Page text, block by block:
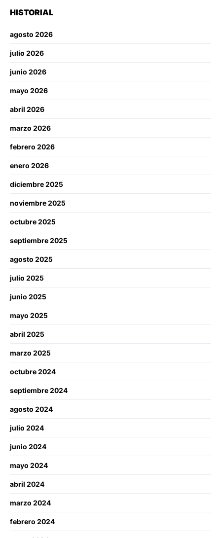
HISTORIAL
agosto 2026
julio 2026
junio 2026
mayo 2026
abril 2026
marzo 2026
febrero 2026
enero 2026
diciembre 2025
noviembre 2025
octubre 2025
septiembre 2025
agosto 2025
julio 2025
junio 2025
mayo 2025
abril 2025
marzo 2025
octubre 2024
septiembre 2024
agosto 2024
julio 2024
junio 2024
mayo 2024
abril 2024
marzo 2024
febrero 2024